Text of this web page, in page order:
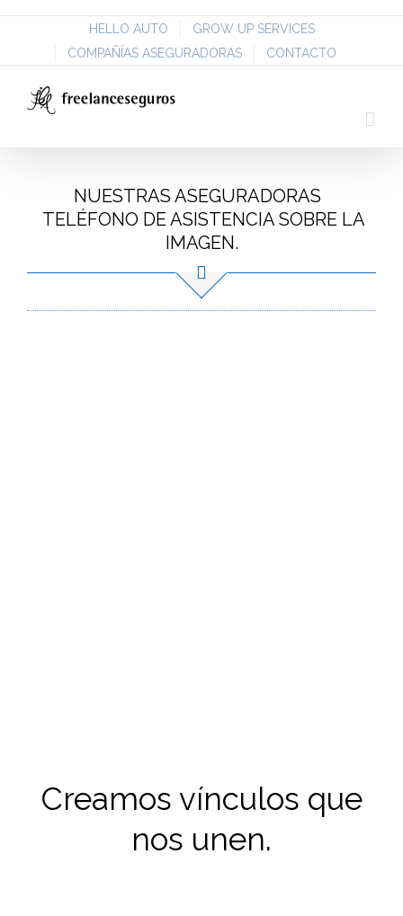
HELLO AUTO
GROW UP SERVICES
COMPAÑÍAS ASEGURADORAS
CONTACTO
NUESTRAS ASEGURADORAS
TELÉFONO DE ASISTENCIA SOBRE LA
IMAGEN.
Creamos vínculos que
nos unen.